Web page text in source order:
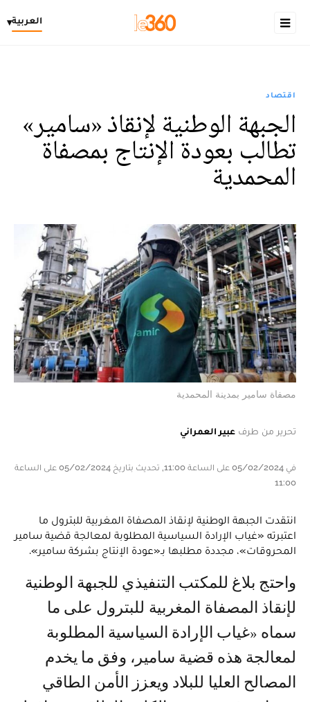
العربية▾
اقتصاد
الجبهة الوطنية لإنقاذ «سامير»
تطالب بعودة الإنتاج بمصفاة
المحمدية
مصفاة سامير بمدينة المحمدية
تحرير من طرف عبير العمراني
في 05/02/2024 على الساعة 11:00, تحديث بتاريخ 05/02/2024 على الساعة
11:00
انتقدت الجبهة الوطنية لإنقاذ المصفاة المغربية للبترول ما
اعتبرته «غياب الإرادة السياسية المطلوبة لمعالجة قضية سامير
المحروقات»، مجددة مطلبها بـ«عودة الإنتاج بشركة سامير».
واحتج بلاغ للمكتب التنفيذي للجبهة الوطنية
لإنقاذ المصفاة المغربية للبترول على ما
سماه «غياب الإرادة السياسية المطلوبة
لمعالجة هذه قضية سامير، وفق ما يخدم
المصالح العليا للبلاد ويعزز الأمن الطاقي